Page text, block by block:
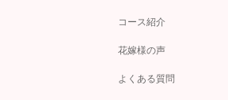
コース紹介
花嫁様の声
よくある質問